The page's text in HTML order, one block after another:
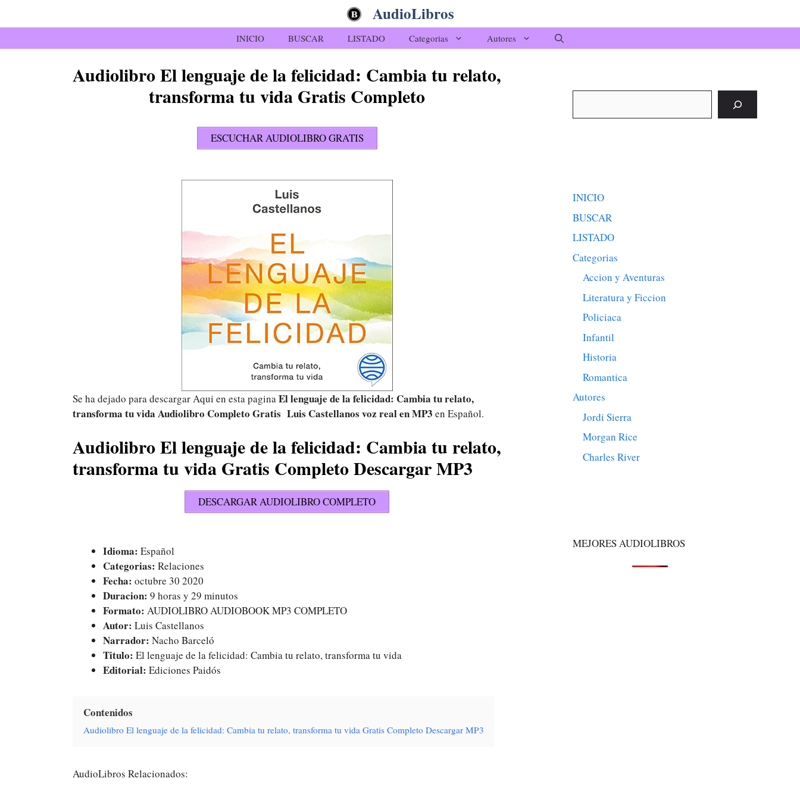
AudioLibros
INICIO BUSCAR LISTADO Categorias Autores
Audiolibro El lenguaje de la felicidad: Cambia tu relato,
transforma tu vida Gratis Completo
ESCUCHAR AUDIOLIBRO GRATIS
Se ha dejado para descargar Aqui en esta pagina El lenguaje de la felicidad: Cambia tu relato,
transforma tu vida Audiolibro Completo Gratis Luis Castellanos voz realen MP3 en Español.
Audiolibro El lenguaje de la felicidad: Cambia tu relato,
transforma tu vida Gratis Completo Descargar MP3
DESCARGAR AUDIOLIBRO COMPLETO
Idioma: Español
Categorias: Relaciones
Fecha: octubre 30 2020
Duracion: 9 horas y 29 minutos
Formato: AUDIOLIBRO AUDIOBOOK MP3 COMPLETO
Autor: Luis Castellanos
Narrador: Nacho Barceló
Titulo: El lenguaje de la felicidad: Cambia tu relato, transforma tu vida
Editorial: Ediciones Paidós
Contenidos
Audiolibro El lenguaje de la felicidad: Cambia tu relato, transforma tu vida Gratis Completo Descargar MP3
AudioLibros Relacionados:
INICIO
BUSCAR
LISTADO
Categorias
Accion y Aventuras
Literatura y Ficcion
Policiaca
Infantil
Historia
Romantica
Autores
Jordi Sierra
Morgan Rice
Charles River
MEJORES AUDIOLIBROS